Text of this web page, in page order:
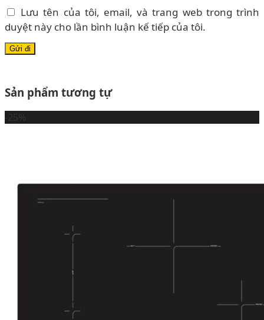
Lưu tên của tôi, email, và trang web trong trình
duyệt này cho lần bình luận kế tiếp của tôi.
Sản phẩm tương tự